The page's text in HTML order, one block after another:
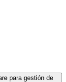
para gestión de